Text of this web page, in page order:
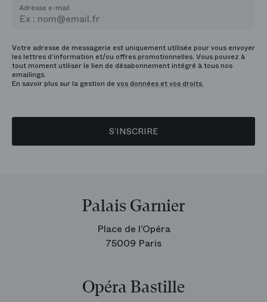
Adresse e-mail
Votre adresse de messagerie est uniquement utilisée pour vous envoyer
les lettres d’information et/ou offres promotionnelles. Vous pouvez à
tout moment utiliser le lien de désabonnement intégré à tous nos
emailings.
En savoir plus sur la gestion de vos données et vos droits.
S’INSCRIRE
Palais Garnier
Place de l’Opéra
75009 Paris
Opéra Bastille